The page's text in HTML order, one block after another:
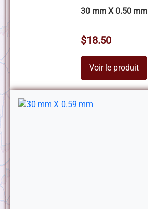
30 mm X 0.50 mm
$18.50
Voir le produit